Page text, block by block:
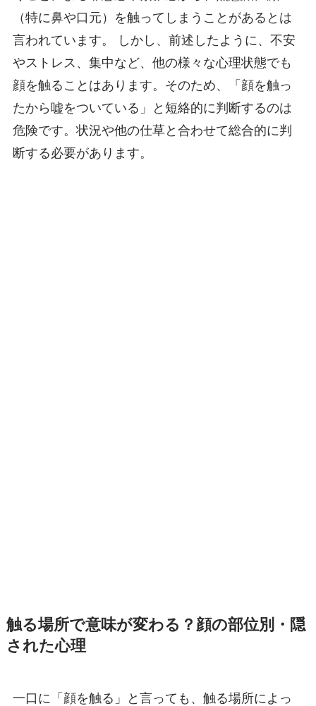
（特に鼻や口元）を触ってしまうことがあるとは
言われています。 しかし、前述したように、不安
やストレス、集中など、他の様々な心理状態でも
顔を触ることはあります。そのため、「顔を触っ
たから嘘をついている」と短絡的に判断するのは
危険です。状況や他の仕草と合わせて総合的に判
断する必要があります。
触る場所で意味が変わる？顔の部位別・隠
された心理
一口に「顔を触る」と言っても、触る場所によっ